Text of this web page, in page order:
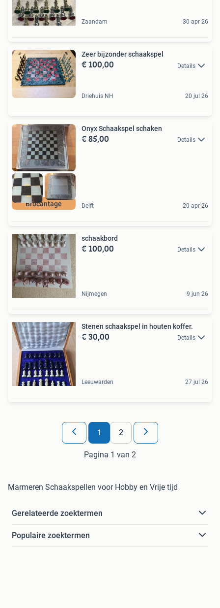
Zaandam 30 apr 26
Zeer bijzonder schaakspel
€ 100,00 Details
Driehuis NH 20 jul 26
Brocantage
Onyx Schaakspel schaken
€ 85,00 Details
Delft 20 apr 26
schaakbord
€ 100,00 Details
Nijmegen 9 jun 26
Stenen schaakspel in houten koffer.
€ 30,00 Details
Leeuwarden 27 jul 26
1 2
Pagina 1 van 2
Marmeren Schaakspellen voor Hobby en Vrije tijd
Gerelateerde zoektermen
Populaire zoektermen